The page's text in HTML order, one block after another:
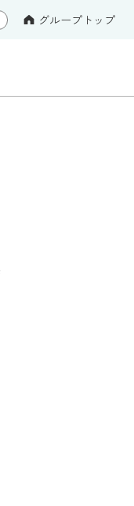
グループトップ